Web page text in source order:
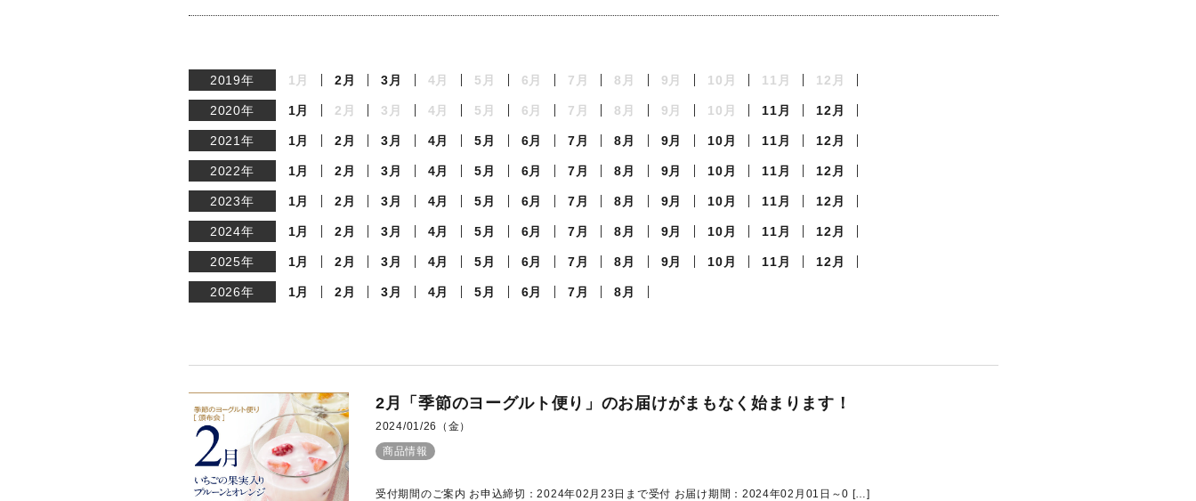
2019年 1月 2月 3月 4月 5月 6月 7月 8月 9月 10月 11月 12月
2020年 1月 2月 3月 4月 5月 6月 7月 8月 9月 10月 11月 12月
2021年 1月 2月 3月 4月 5月 6月 7月 8月 9月 10月 11月 12月
2022年 1月 2月 3月 4月 5月 6月 7月 8月 9月 10月 11月 12月
2023年 1月 2月 3月 4月 5月 6月 7月 8月 9月 10月 11月 12月
2024年 1月 2月 3月 4月 5月 6月 7月 8月 9月 10月 11月 12月
2025年 1月 2月 3月 4月 5月 6月 7月 8月 9月 10月 11月 12月
2026年 1月 2月 3月 4月 5月 6月 7月 8月
2月「季節のヨーグルト便り」のお届けがまもなく始まります！
2024/01/26（金）
商品情報
受付期間のご案内 お申込締切：2024年02月23日まで受付 お届け期間：2024年02月01日～0 […]